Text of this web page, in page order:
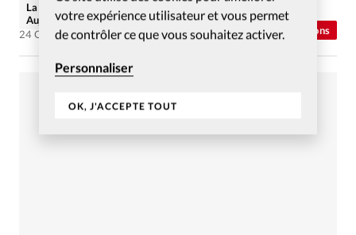
votre expérience utilisateur et vous permet
de contrôler ce que vous souhaitez activer.
Personnaliser
OK, J'ACCEPTE TOUT
Opinions
La rédaction de Christianisme
Aujourd'hui
24 Oct 2011
Abonnés